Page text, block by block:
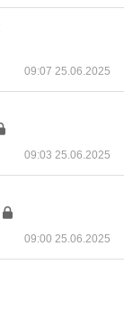
09:07 25.06.2025
09:03 25.06.2025
09:00 25.06.2025